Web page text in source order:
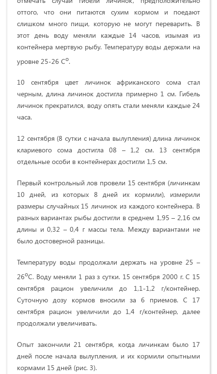
оттого, что они питаются сухим кормом и поедают
слишком много пищи, которую не могут переварить. В
этот день воду меняли каждые 14 часов, изымая из
контейнера мертвую рыбу. Температуру воды держали на
уровне 25-26 Со.
10 сентября цвет личинок африканского сома стал
черным, длина личинок достигла примерно 1 см. Гибель
личинок прекратился, воду опять стали меняли каждые 24
часа.
12 сентября (8 сутки с начала вылупления) длина личинок
клариевого сома достигла 08 – 1,2 см. 13 сентября
отдельные особи в контейнерах достигли 1,5 см.
Первый контрольный лов провели 15 сентября (личинкам
10 дней, из которых 8 дней их кормили), измерили
размеры случайных 15 личинок из каждого контейнера. В
разных вариантах рыбы достигли в среднем 1,95 – 2,16 см
длины и 0,32 – 0,4 г массы тела. Между вариантами не
было достоверной разницы.
Температуру воды продолжали держать на уровне 25 –
26оС. Воду меняли 1 раз з сутки. 15 сентября 2000 г. С 15
сентября рацион увеличили до 1,1-1,2 г/контейнер.
Суточную дозу кормов вносили за 6 приемов. С 17
сентября рацион увеличили до 1,4 г/контейнер, далее
продолжали увеличивать.
Опыт закончили 21 сентября, когда личинкам было 17
дней после начала вылупления, и их кормили опытными
кормами 15 дней (рис. 3).